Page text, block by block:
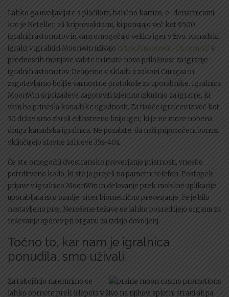
Lahko ga uveljavljate s plačilom, bančno kartico, e-denarnicami,
kot je Neteller, ali kriptovalutami, ki ponujajo več kot 9500
igralnih avtomatov in vam omogočajo veliko iger v živo. Kanadski
igralci v igralnici Moonwin uživajo https://moonwin-ch.com/sl/ v
prednostih menjave valute in imate novo priložnost za igranje
igralnih avtomatov. Delujemo v skladu z zakoni Curaçaa in
zagotavljamo boljše varnostne protokole za uporabnike. Igralnica
MoonWin si prizadeva zagotoviti izjemno izkušnjo za igranje, ki
vam bo prinesla kanadske ugodnosti. Za tisoče igralcev iz več kot
30 držav smo zbrali edinstveno linijo iger, ki je ne more nobena
druga kanadska igralnica. Ne pozabite, da naši priporočeni bonusi
vključujejo stavne zahteve 35x-40x.
Če ste omogočili dvostransko preverjanje pristnosti, vnesite
potrditveno kodo, ki ste jo prejeli na pametni telefon. Postopek
prijave v igralnico MoonWin in delovanje prek mobilne aplikacije
uporabljata isto ozadje, sicer biometrično preverjanje, če je bilo
nastavljeno prej. Nerešene težave se lahko posredujejo organu za
reševanje sporov pri organu za izdajo dovoljenj.
Točno to, kar nam je igralnica
ponudila, smo uživali
Za takojšnjo najemnino se
lahko obrnete prek klepeta v živo na njihovi spletni strani ali pa